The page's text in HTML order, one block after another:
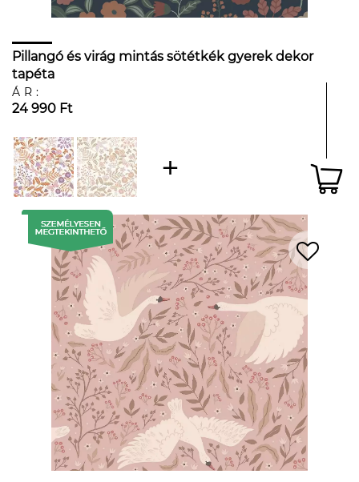
Pillangó és virág mintás sötétkék gyerek dekor
tapéta
ÁR:
24 990 Ft